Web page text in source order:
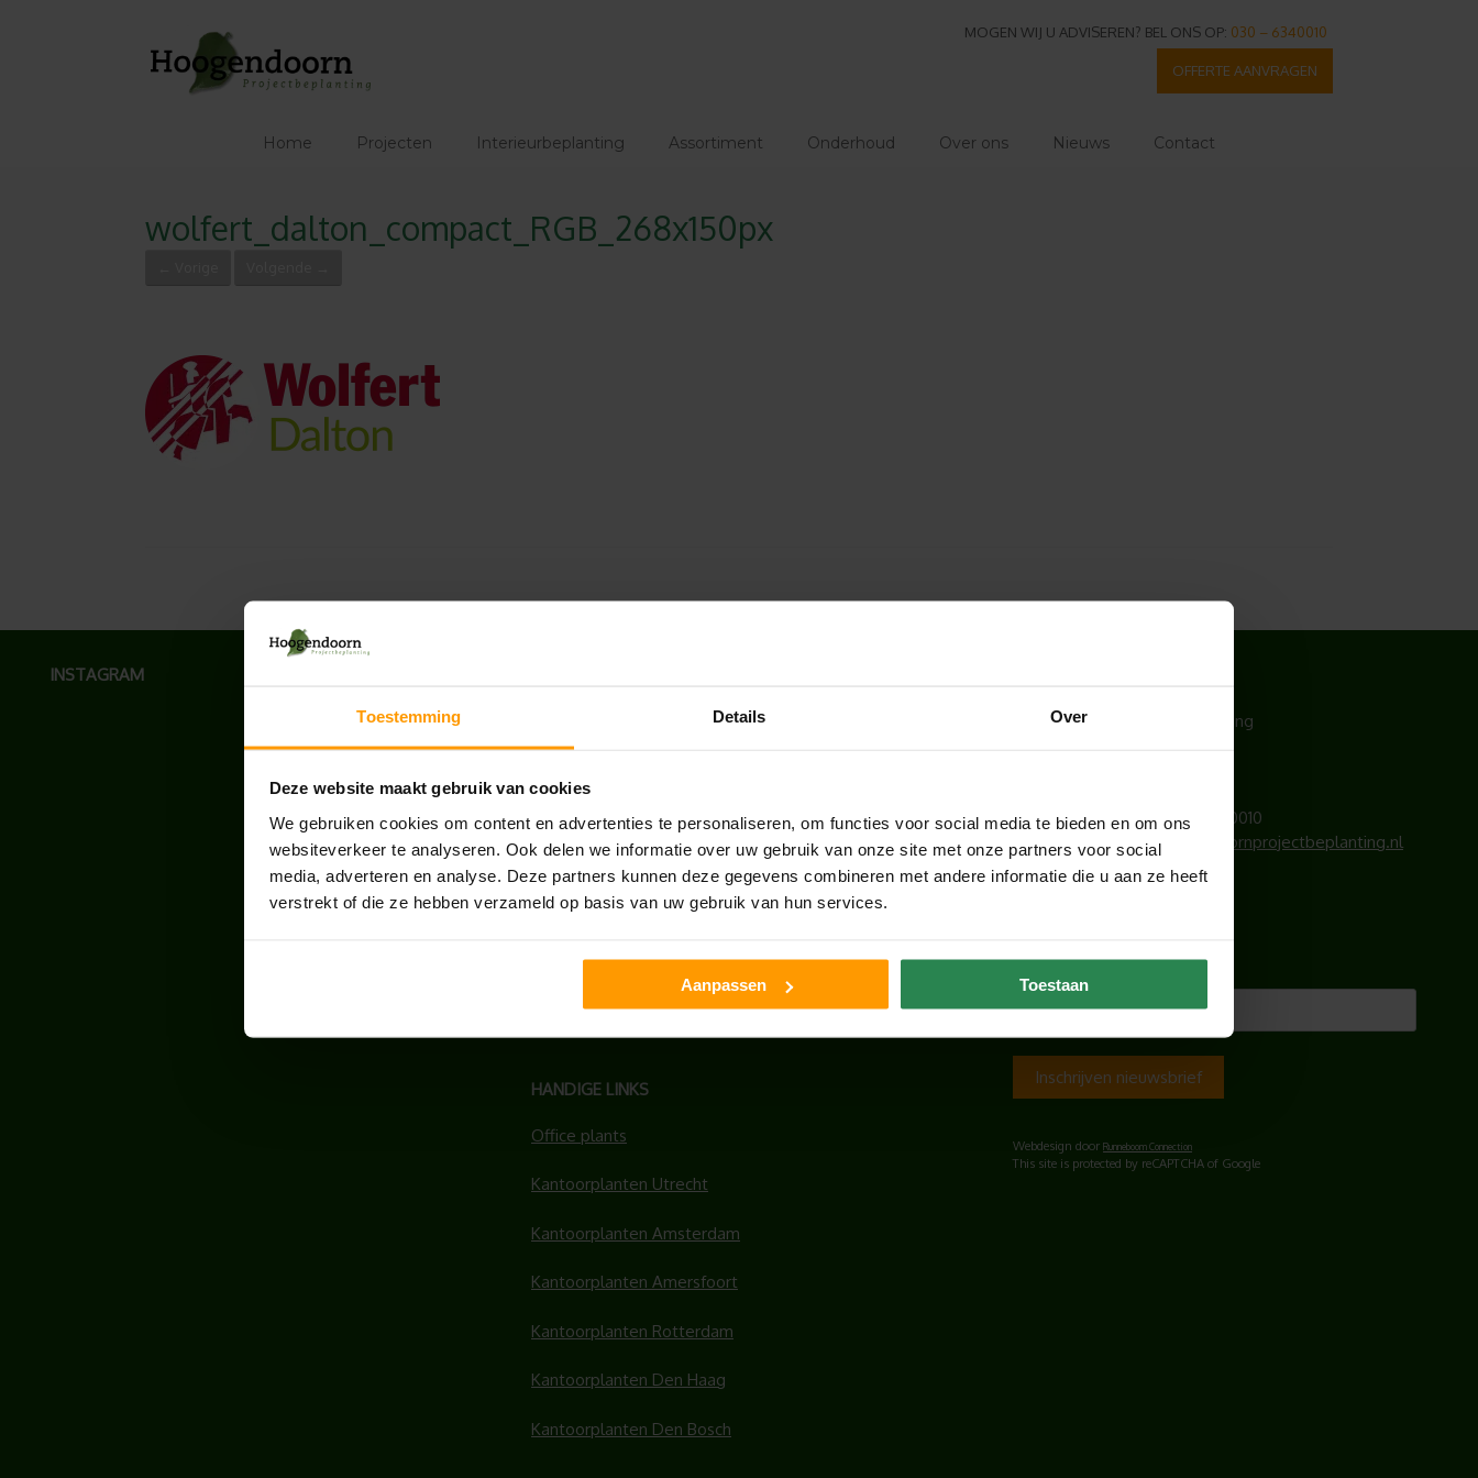
Toestemming Details Over
Deze website maakt gebruik van cookies
We gebruiken cookies om content en advertenties te personaliseren, om functies voor social media te bieden en om ons
websiteverkeer te analyseren. Ook delen we informatie over uw gebruik van onze site met onze partners voor social
media, adverteren en analyse. Deze partners kunnen deze gegevens combineren met andere informatie die u aan ze heeft
verstrekt of die ze hebben verzameld op basis van uw gebruik van hun services.
Aanpassen Toestaan
MOGEN WIJ U ADVISEREN? BEL ONS OP: 030 – 6340010
OFFERTE AANVRAGEN
Home Projecten Interieurbeplanting Assortiment Onderhoud Over ons Nieuws Contact
wolfert_dalton_compact_RGB_268x150px
INSTAGRAM
UNION HOUSE UTRECHT
KANTOORPLANT VAN DE MAAND JUNI:
DE SCHEFFLERA
juni 30, 2026
HANDIGE LINKS
Office plants
Kantoorplanten Utrecht
Kantoorplanten Amsterdam
Kantoorplanten Amersfoort
Kantoorplanten Rotterdam
Kantoorplanten Den Haag
Kantoorplanten Den Bosch
Hoogendoorn Projectbeplanting
Telefoonnummer:030 – 6340010
E-mailadres:info@hoogendoornprojectbeplanting.nl
E-mailadres
Webdesign door Runneboom Connection
This site is protected by reCAPTCHA of Google